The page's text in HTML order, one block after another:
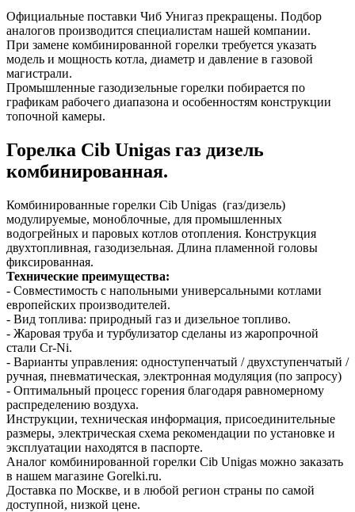
Официальные поставки Чиб Унигаз прекращены. Подбор
аналогов производится специалистам нашей компании.
При замене комбинированной горелки требуется указать
модель и мощность котла, диаметр и давление в газовой
магистрали.
Промышленные газодизельные горелки побирается по
графикам рабочего диапазона и особенностям конструкции
топочной камеры.
Горелка Cib Unigas газ дизель
комбинированная.
Комбинированные горелки Cib Unigas (газ/дизель)
модулируемые, моноблочные, для промышленных
водогрейных и паровых котлов отопления. Конструкция
двухтопливная, газодизельная. Длина пламенной головы
фиксированная.
Технические преимущества:
- Совместимость с напольными универсальными котлами
европейских производителей.
- Вид топлива: природный газ и дизельное топливо.
- Жаровая труба и турбулизатор сделаны из жаропрочной
стали Cr-Ni.
- Варианты управления: одноступенчатый / двухступенчатый /
ручная, пневматическая, электронная модуляция (по запросу)
- Оптимальный процесс горения благодаря равномерному
распределению воздуха.
Инструкции, техническая информация, присоединительные
размеры, электрическая схема рекомендации по установке и
эксплуатации находятся в паспорте.
Аналог комбинированной горелки Cib Unigas можно заказать
в нашем магазине Gorelki.ru.
Доставка по Москве, и в любой регион страны по самой
доступной, низкой цене.